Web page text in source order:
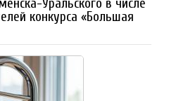
Уральского в числе
конкурса «Большая